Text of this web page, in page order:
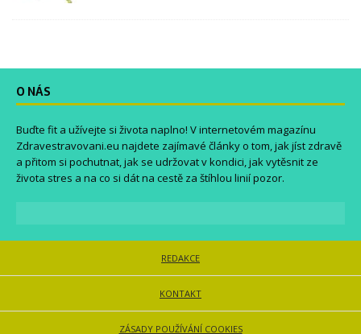
O NÁS
Buďte fit a užívejte si života naplno! V internetovém magazínu
Zdravestravovani.eu najdete zajímavé články o tom, jak jíst zdravě
a přitom si pochutnat, jak se udržovat v kondici, jak vytěsnit ze
života stres a na co si dát na cestě za štíhlou linií pozor.
REDAKCE
KONTAKT
ZÁSADY POUŽÍVÁNÍ COOKIES